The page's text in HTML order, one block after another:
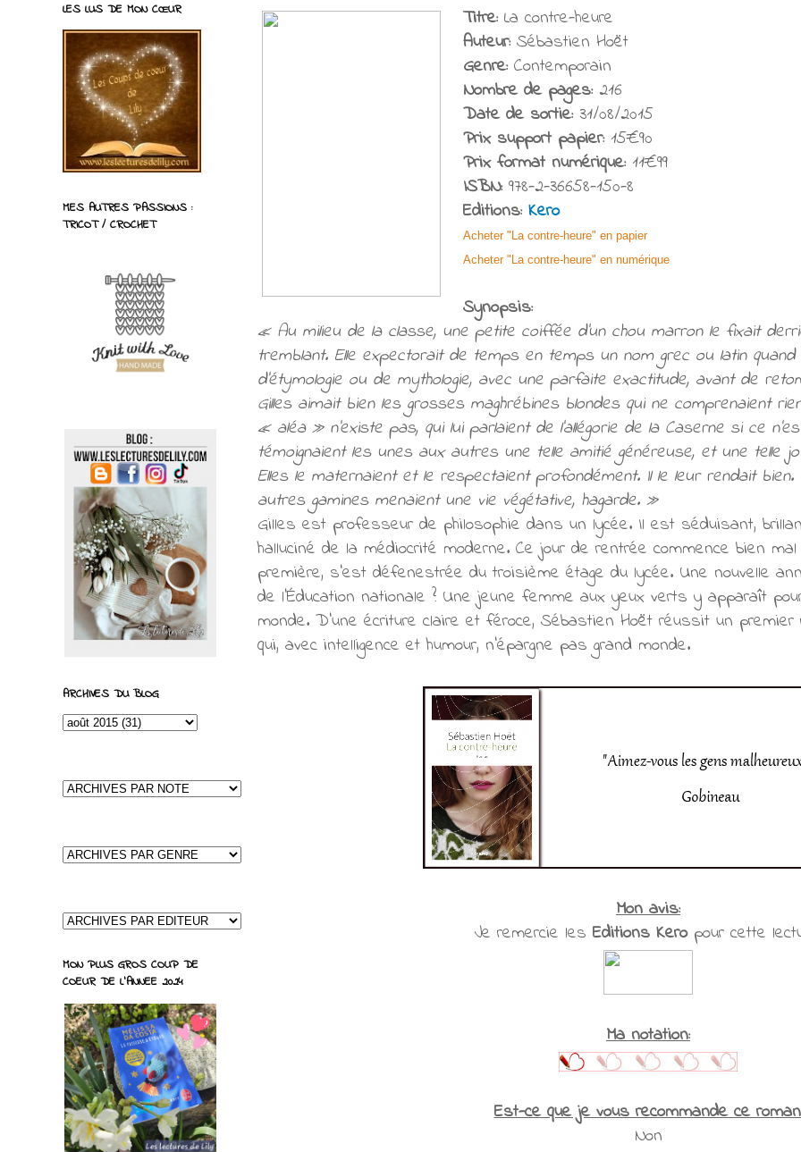
Titre: La contre-heure
Auteur: Sébastien Hoët
Genre: Contemporain
Nombre de pages: 216
Date de sortie: 31/08/2015
Prix support papier: 15€90
Prix format numérique: 11€99
ISBN: 978-2-36658-150-8
Editions: Kero
Acheter "La contre-heure" en papier
Acheter "La contre-heure" en numérique
Synopsis:
« Au milieu de la classe, une petite coiffée d’un chou marron le fixait
tremblant. Elle expectorait de temps en temps un nom grec ou latin
d’étymologie ou de mythologie, avec une parfaite exactitude, avant de
Gilles aimait bien les grosses maghrébines blondes qui ne comprenaient
« aléa » n’existe pas, qui lui parlaient de l’allégorie de la Caserne si ce
témoignaient les unes aux autres une telle amitié généreuse, et une telle
Elles le maternaient et le respectaient profondément. Il le leur rendait
autres gamines menaient une vie végétative, hagarde. »
Gilles est professeur de philosophie dans un lycée. Il est séduisant,
halluciné de la médiocrité moderne. Ce jour de rentrée commence bien
première, s’est défenestrée du troisième étage du lycée. Une nouvelle
de l’Éducation nationale ? Une jeune femme aux yeux verts y apparaît
monde. D’une écriture claire et féroce, Sébastien Hoët réussit un
qui, avec intelligence et humour, n’épargne pas grand monde.
Mon avis:
Je remercie les Editions Kero pour cette
Ma notation:
Est-ce que je vous recommande ce
Non
LES LUS DE MON CŒUR
MES AUTRES PASSIONS :
TRICOT / CROCHET
ARCHIVES DU BLOG
MON PLUS GROS COUP DE
COEUR DE L'ANNEE 2024